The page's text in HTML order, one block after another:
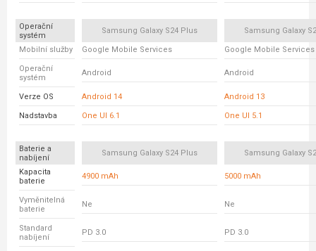
Operační
systém
Samsung Galaxy S24 Plus Samsung Galaxy
Mobilní služby Google Mobile Services Google Mobile Services
Operační
systém
Android Android
Verze OS Android 14 Android 13
Nadstavba One UI 6.1 One UI 5.1
Baterie a
nabíjení
Samsung Galaxy S24 Plus Samsung Galaxy
Kapacita
baterie
4900 mAh 5000 mAh
Vyměnitelná
baterie
Ne Ne
Standard
nabíjení
PD 3.0 PD 3.0